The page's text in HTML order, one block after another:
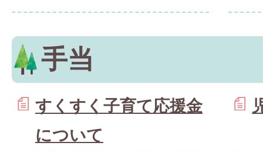
手当
すくすく子育て応援金
について